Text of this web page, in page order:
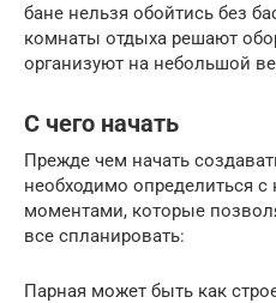
бане нельзя обойтись без
комнаты отдыха решают
организуют на небольшой
С чего начать
Прежде чем начать
необходимо определиться
моментами, которые
все спланировать:
Парная может быть как